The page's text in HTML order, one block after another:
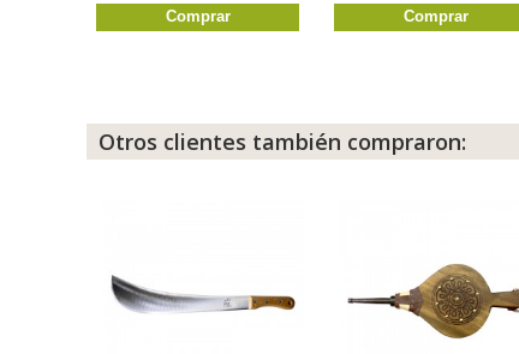
Comprar Comprar
Otros clientes también compraron: